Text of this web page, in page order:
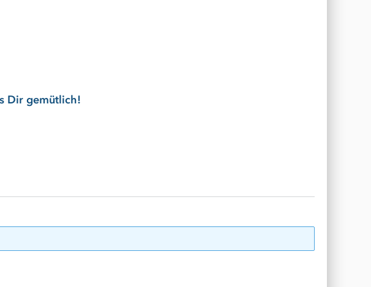
Dir gemütlich!